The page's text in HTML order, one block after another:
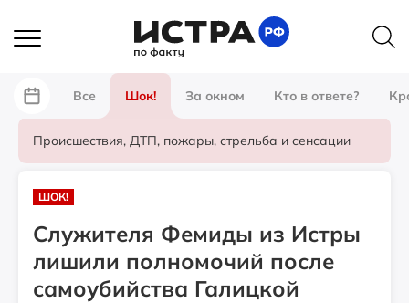
Все Шок! За окном Кто в ответе?
Происшествия, ДТП, пожары, стрельба и сенсации
ШОК!
Служителя Фемиды из Истры
лишили полномочий после
самоубийства Галицкой